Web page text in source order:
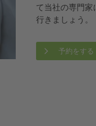
て当社の専門家
行きましょう。
予約をする